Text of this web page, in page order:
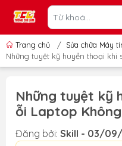
Trang chủ / Sửa chữa Máy
Những tuyệt kỹ huyền thoại khi
Những tuyệt kỹ
ỗi Laptop
Đăng bởi: Skill - 03/